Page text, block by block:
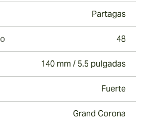
Partagas
48
140 mm / 5.5 pulgadas
Fuerte
Grand Corona